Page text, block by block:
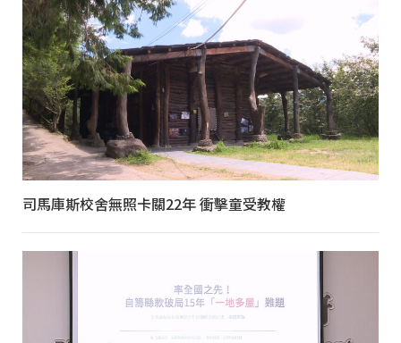
司馬庫斯校舍無照卡關22年 衝擊童受教權